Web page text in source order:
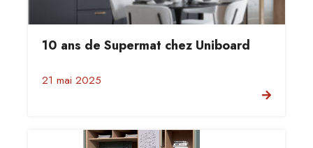
10 ans de Supermat chez Uniboard
21 mai 2025